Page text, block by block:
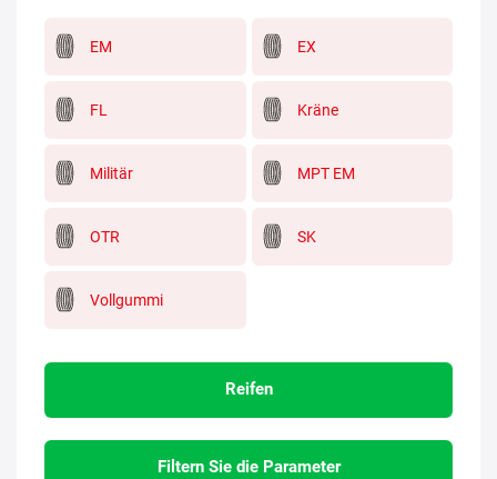
EM EX
FL Kräne
Militär MPT EM
OTR SK
Vollgummi
Reifen
Filtern Sie die Parameter